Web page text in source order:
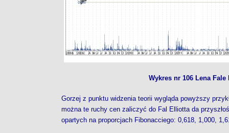
Wykres nr 106 Lena Fale
Gorzej z punktu widzenia teorii wygląda powyższy
można te ruchy cen zaliczyć do Fal Elliotta da
opartych na proporcjach Fibonacciego: 0,618, 1,000,